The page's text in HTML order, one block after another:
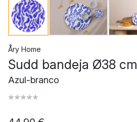
Åry Home
Sudd bandeja Ø38 cm
Azul-branco